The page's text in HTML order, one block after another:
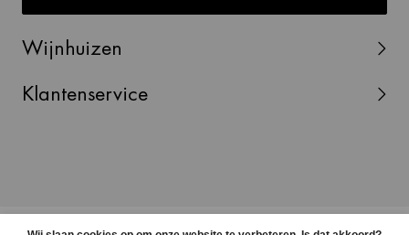
Wijnhuizen
Klantenservice